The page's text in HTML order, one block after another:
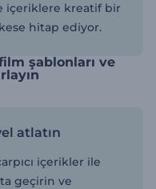
içeriklere kreatif bir
hitap ediyor.
şablonları ve
atlatın
içerikler ile
geçirin ve